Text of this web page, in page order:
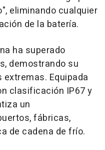
eliminando cualquier
de la batería.
ha superado
demostrando su
Equipada
clasificación IP67 y
un
fábricas,
de cadena de frío.